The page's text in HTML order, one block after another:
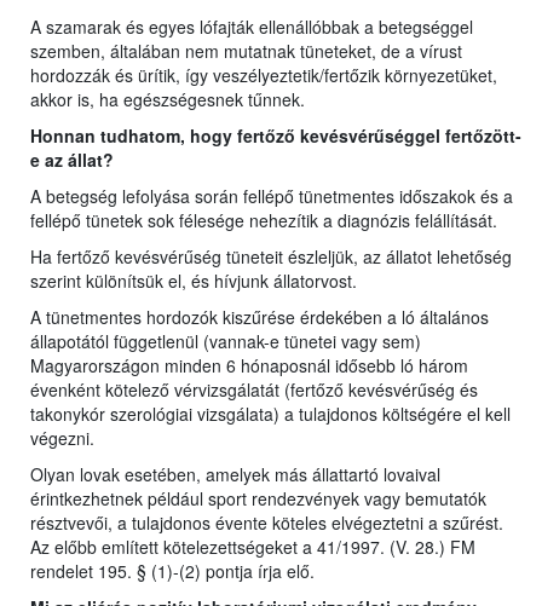
A szamarak és egyes lófajták ellenállóbbak a betegséggel
szemben, általában nem mutatnak tüneteket, de a vírust
hordozzák és ürítik, így veszélyeztetik/fertőzik környezetüket,
akkor is, ha egészségesnek tűnnek.
Honnan tudhatom, hogy fertőző kevésvérűséggel fertőzött-
e az állat?
A betegség lefolyása során fellépő tünetmentes időszakok és a
fellépő tünetek sok félesége nehezítik a diagnózis felállítását.
Ha fertőző kevésvérűség tüneteit észleljük, az állatot lehetőség
szerint különítsük el, és hívjunk állatorvost.
A tünetmentes hordozók kiszűrése érdekében a ló általános
állapotától függetlenül (vannak-e tünetei vagy sem)
Magyarországon minden 6 hónaposnál idősebb ló három
évenként kötelező vérvizsgálatát (fertőző kevésvérűség és
takonykór szerológiai vizsgálata) a tulajdonos költségére el kell
végezni.
Olyan lovak esetében, amelyek más állattartó lovaival
érintkezhetnek például sport rendezvények vagy bemutatók
résztvevői, a tulajdonos évente köteles elvégeztetni a szűrést.
Az előbb említett kötelezettségeket a 41/1997. (V. 28.) FM
rendelet 195. § (1)-(2) pontja írja elő.